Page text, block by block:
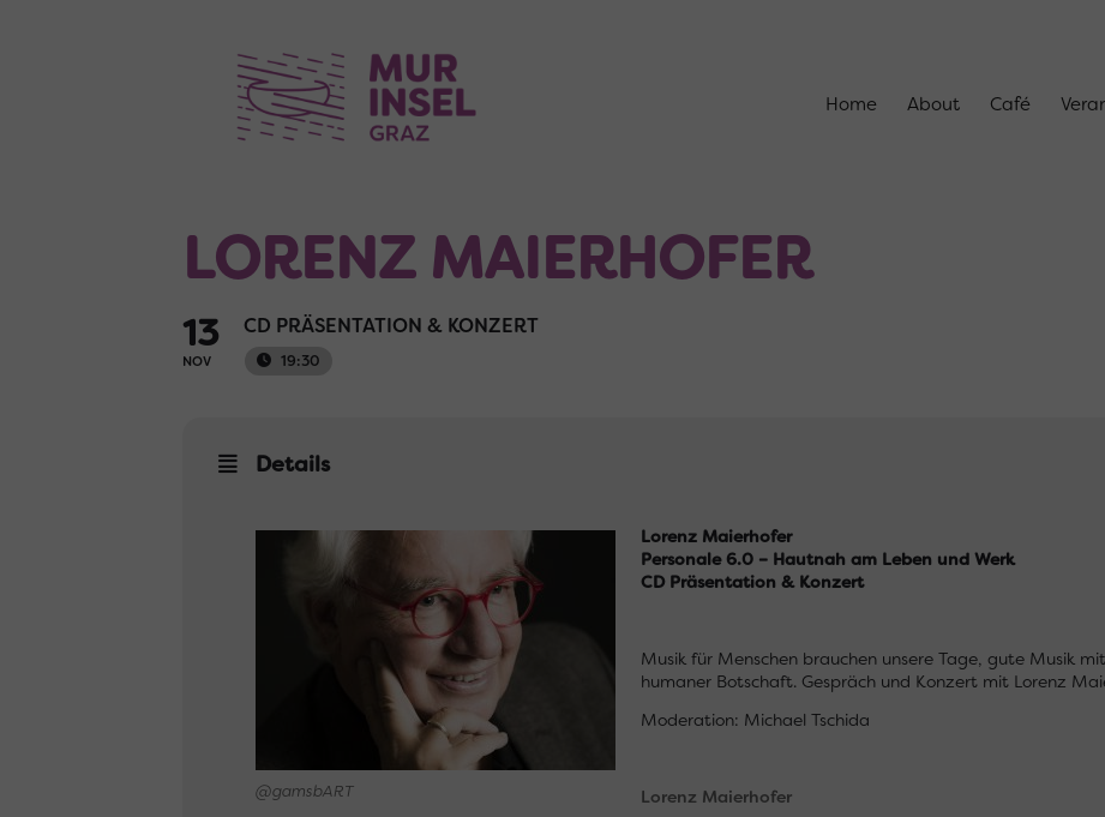
Home About Café
LORENZ MAIERHOFER
13
NOV
CD PRÄSENTATION & KONZERT
19:30
Details
@gamsbART
Lorenz Maierhofer
Personale 6.0 – Hautnah am Leben und Werk
CD Präsentation & Konzert
Musik für Menschen brauchen unsere Tage, gute Musik
humaner Botschaft. Gespräch und Konzert mit Lorenz
Moderation: Michael Tschida
Lorenz Maierhofer